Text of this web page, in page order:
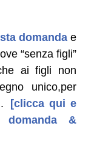
domanda e
“senza figli”
ai figli non
unico,per
[clicca qui e
&